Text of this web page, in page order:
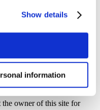
Show details
information
para conseguir un